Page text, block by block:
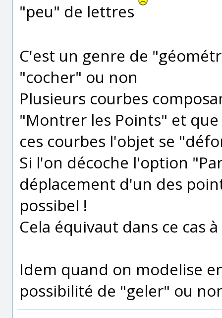
"peu" de lettres
C'est un genre de
"cocher" ou non
Plusieurs courbes
"Montrer les Points" et
ces courbes l'objet se
Si l'on décoche l'option
déplacement d'un des
possibel !
Cela équivaut dans ce cas
Idem quand on modelise
possibilité de "geler" ou